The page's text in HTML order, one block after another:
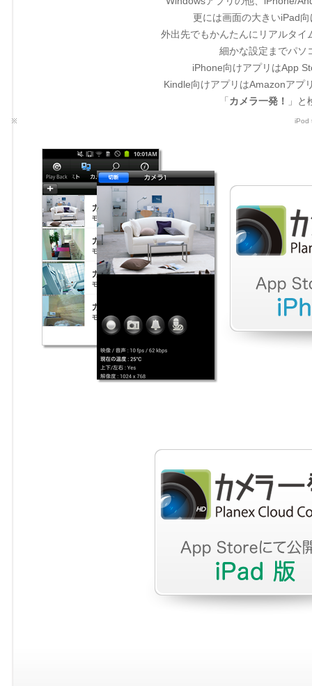
更には画面の大きいiPad
外出先でもかんたんにリアルタ
細かな設定までパソ
iPhone向けアプリはApp
Kindle向けアプリはAmazonアプ
「 カメラ一発！ 」
iPod